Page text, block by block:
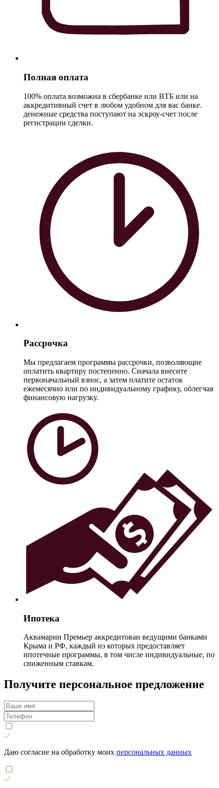
Полная оплата
100% оплата возможна в сбербанке или ВТБ или на
аккредитивный счет в любом удобном для вас банке.
денежные средства поступают на эскроу-счет после
регистрации сделки.
Рассрочка
Мы предлагаем программы рассрочки, позволяющие
оплатить квартиру постепенно. Сначала внесите
первоначальный взнос, а затем платите остаток
ежемесячно или по индивидуальному графику, облегчая
финансовую нагрузку.
Ипотека
Аквамарин Премьер аккредитован ведущими банками
Крыма и РФ, каждый из которых предоставляет
ипотечные программы, в том числе индивидуальные, по
сниженным ставкам.
Получите персональное предложение
Даю согласие на обработку моих персональных данных